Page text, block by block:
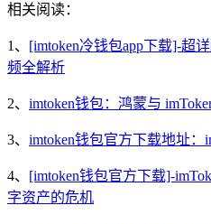
相关阅读：
1、 [imtoken冷钱包app下载]-超
频全解析
2、 imtoken钱包：鸿蒙与
3、 imtoken钱包官方下载地址
4、 [imtoken钱包官方下载]-
字资产的危机